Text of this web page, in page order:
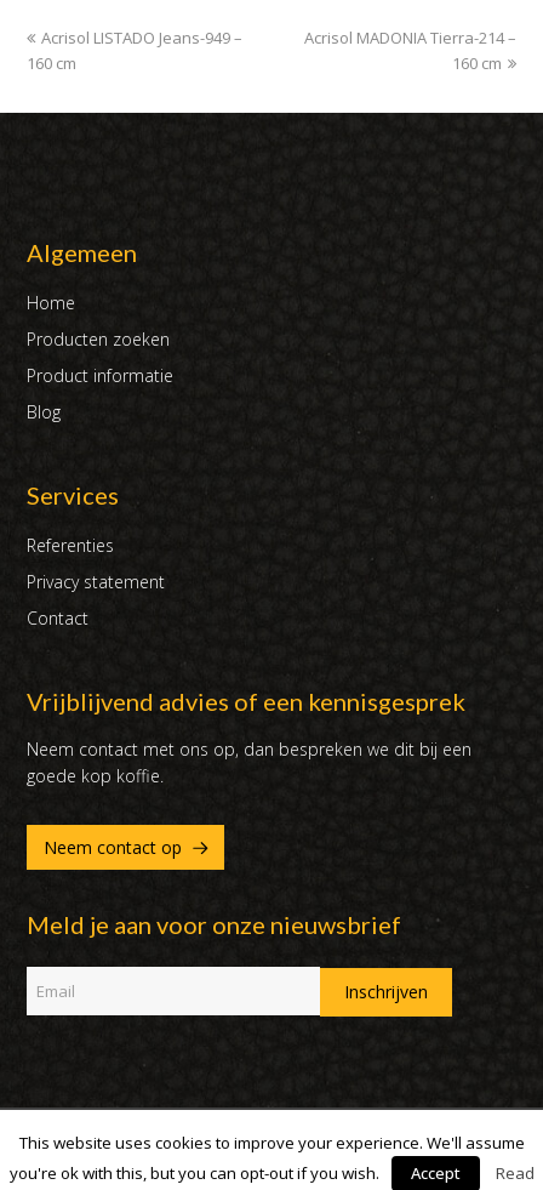
previous
post:
Acrisol LISTADO Jeans-949 –
160 cm
next
Acrisol MADONIA Tierra-214 –
160 cm
Algemeen
Home
Producten zoeken
Product informatie
Blog
Services
Referenties
Privacy statement
Contact
Vrijblijvend advies of een kennisgesprek
Neem contact met ons op, dan bespreken we dit bij een
goede kop koffie.
Neem contact op
Meld je aan voor onze nieuwsbrief
Copyright 2007 - 2019 | DUX International B.V. | Alle rechten
voorbehouden
This website uses cookies to improve your experience. We'll assume
you're ok with this, but you can opt-out if you wish.
Accept Read